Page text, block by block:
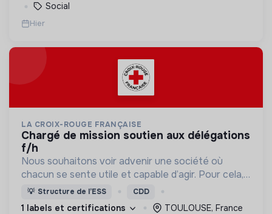
Social
Hier
LA CROIX-ROUGE FRANÇAISE
chargé de mission soutien aux délégations
f/h
Nous souhaitons voir advenir une société où
chacun se sente utile et capable d’agir. Pour cela,
nous proposons des moyens et des lieux
d’engagement innovants et adaptés à tous.
💡 Structure de l’ESS CDD
1 labels et certifications
TOULOUSE, France